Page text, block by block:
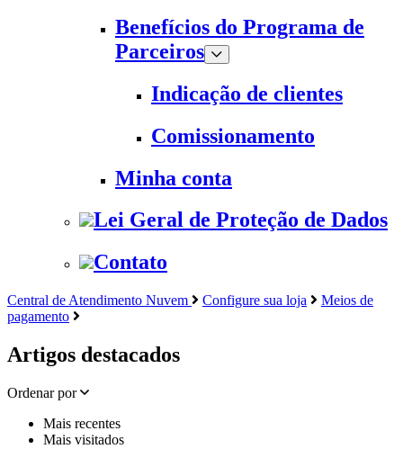
Benefícios do Programa de
Parceiros
Indicação de clientes
Comissionamento
Minha conta
Lei Geral de Proteção de Dados
Contato
Central de Atendimento Nuvem Configure sua loja
Meios de
pagamento
Artigos destacados
Ordenar por
Mais recentes
Mais visitados